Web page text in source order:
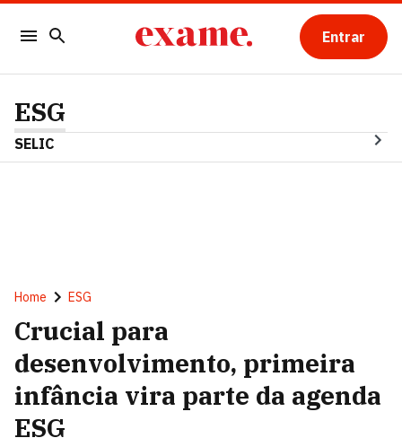
Entrar
ESG
SELIC
Home ESG
Crucial para
desenvolvimento, primeira
infância vira parte da agenda
ESG